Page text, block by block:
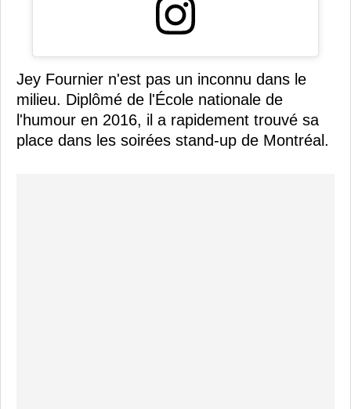
Jey Fournier n'est pas un inconnu dans le
milieu. Diplômé de l'École nationale de
l'humour en 2016, il a rapidement trouvé sa
place dans les soirées stand-up de Montréal.